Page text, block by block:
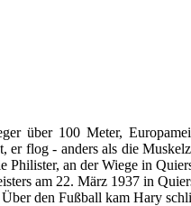
über 100 Meter,
flog - anders als die
an der Wiege in
am 22. März 1937 in
den Fußball kam Hary